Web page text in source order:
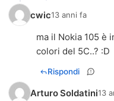
cwic13 anni fa
ma il Nokia 105 è
colori del 5C..? :D
Rispondi
Arturo Soldatini13